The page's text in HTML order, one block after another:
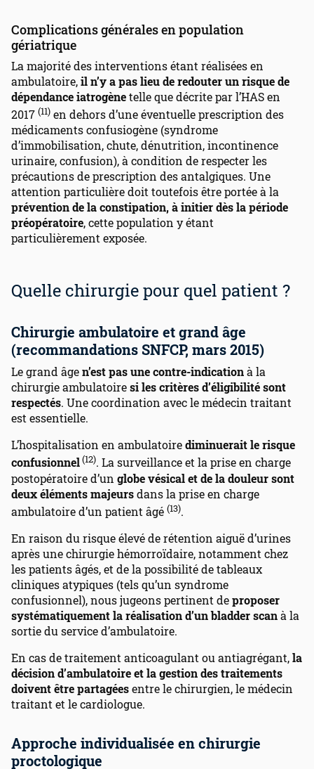
Complications générales en population
gériatrique
La majorité des interventions étant réalisées en
ambulatoire,il n’y a pas lieu de redouter un risque de
dépendance iatrogènetelle que décrite par l’HAS en
2017 (11) en dehors d’une éventuelle prescription des
médicaments confusiogène (syndrome
d’immobilisation, chute, dénutrition, incontinence
urinaire, confusion), à condition de respecter les
précautions de prescription des antalgiques. Une
attention particulière doit toutefois être portée à la
prévention de la constipation, à initier dès la période
préopératoire, cette population y étant
particulièrement exposée.
Quelle chirurgie pour quel patient ?
Chirurgie ambulatoire et grand âge
(recommandations SNFCP, mars 2015)
Le grand âgen’est pas une contre-indicationà la
chirurgie ambulatoiresi les critères d’éligibilité sont
respectés. Une coordination avec le médecin traitant
est essentielle.
L’hospitalisation en ambulatoirediminuerait le risque
confusionnel(12). La surveillance et la prise en charge
postopératoire d’un globe vésical et de la douleur sont
deux éléments majeursdans la prise en charge
ambulatoire d’un patient âgé (13).
En raison du risque élevé de rétention aiguë d’urines
après une chirurgie hémorroïdaire, notamment chez
les patients âgés, et de la possibilité de tableaux
cliniques atypiques (tels qu’un syndrome
confusionnel), nous jugeons pertinent deproposer
systématiquement la réalisation d’un bladder scanà la
sortie du service d’ambulatoire.
En cas de traitement anticoagulant ou antiagrégant,la
décision d’ambulatoire et la gestion des traitements
doivent être partagéesentre le chirurgien, le médecin
traitant et le cardiologue.
Approche individualisée en chirurgie
proctologique